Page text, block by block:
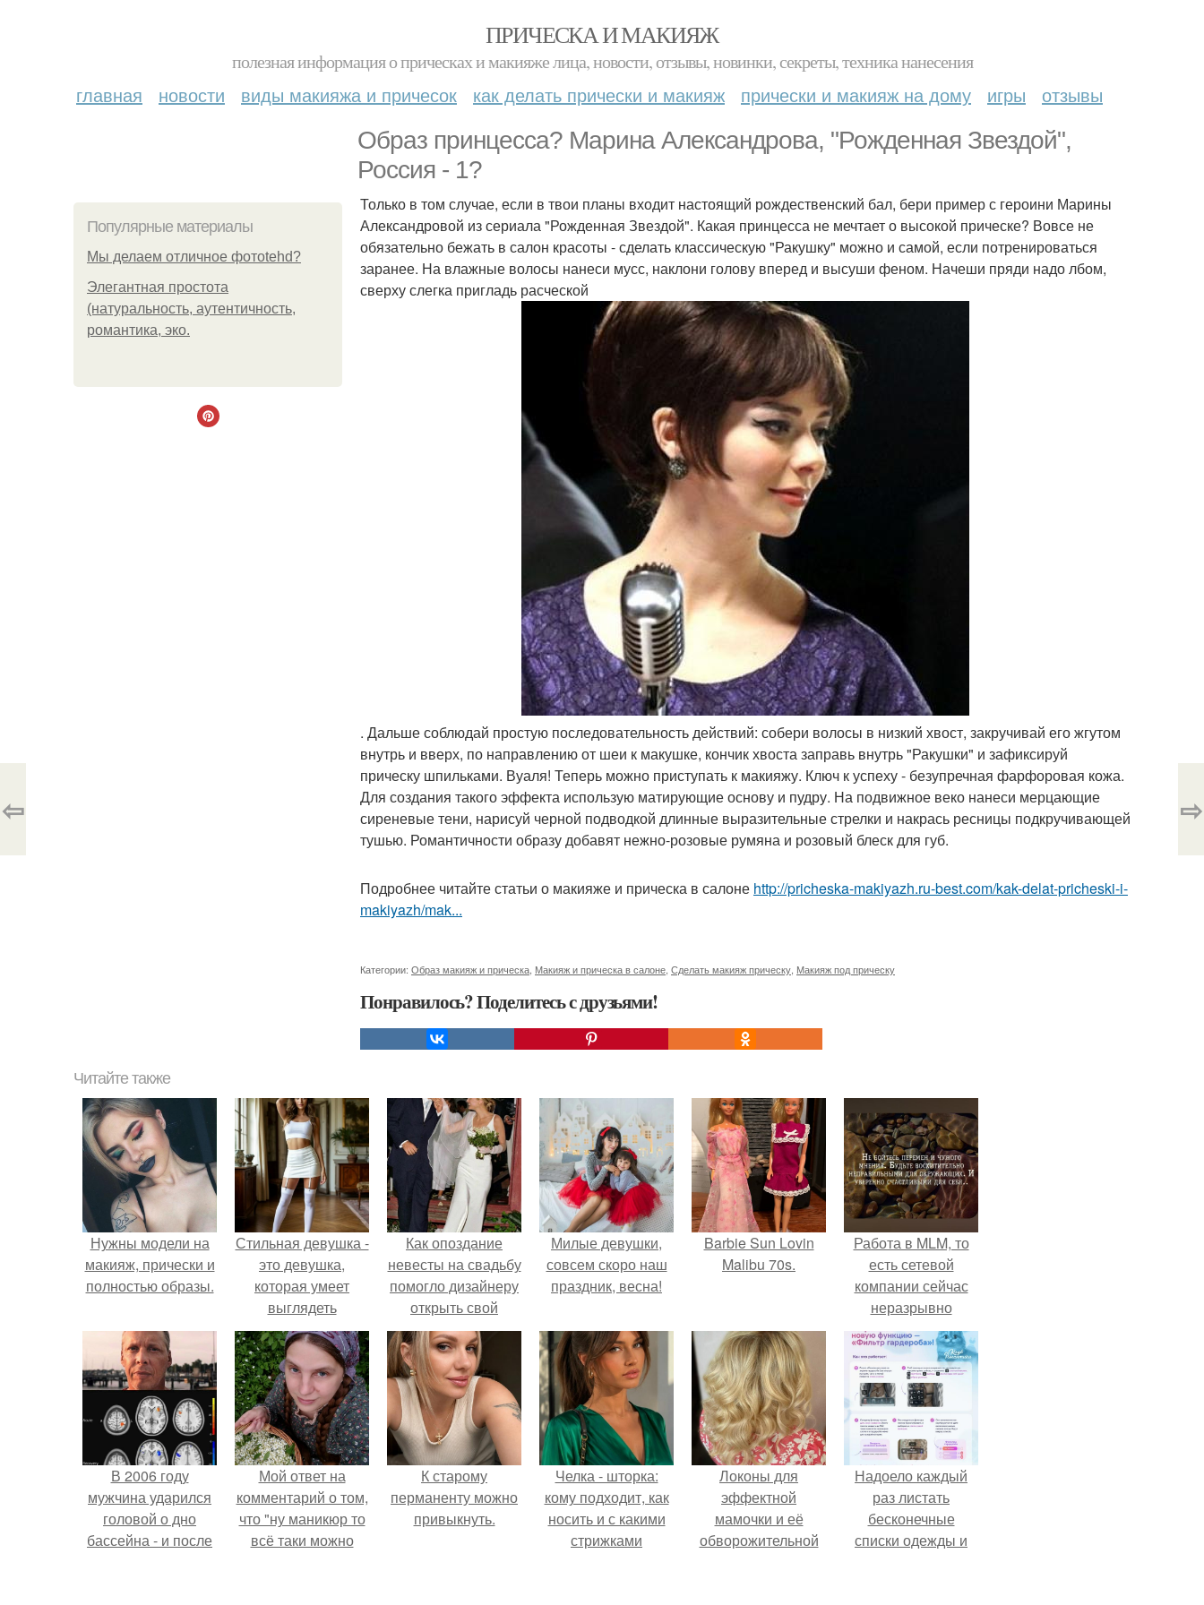
ПРИЧЕСКА И МАКИЯЖ
полезная информация о прическах и макияже лица, новости, отзывы, новинки, секреты, техника нанесения
главная новости виды макияжа и причесок как делать прически и макияж прически и макияж на дому игры отзывы
Образ принцесса? Марина Александрова, "Рожденная Звездой",
Россия - 1?
Популярные материалы
Мы делаем отличное фотоtehd?
Элегантная простота
(натуральность, аутентичность,
романтика, эко.
Только в том случае, если в твои планы входит настоящий рождественский бал, бери пример с героини Марины
Александровой из сериала "Рожденная Звездой". Какая принцесса не мечтает о высокой прическе? Вовсе не
обязательно бежать в салон красоты - сделать классическую "Ракушку" можно и самой, если потренироваться
заранее. На влажные волосы нанеси мусс, наклони голову вперед и высуши феном. Начеши пряди надо лбом,
сверху слегка пригладь расческой
. Дальше соблюдай простую последовательность действий: собери волосы в низкий хвост, закручивай его жгутом
внутрь и вверх, по направлению от шеи к макушке, кончик хвоста заправь внутрь "Ракушки" и зафиксируй
прическу шпильками. Вуаля! Теперь можно приступать к макияжу. Ключ к успеху - безупречная фарфоровая кожа.
Для создания такого эффекта использую матирующие основу и пудру. На подвижное веко нанеси мерцающие
сиреневые тени, нарисуй черной подводкой длинные выразительные стрелки и накрась ресницы подкручивающей
тушью. Романтичности образу добавят нежно-розовые румяна и розовый блеск для губ.
Подробнее читайте статьи о макияже и прическа в салоне http://pricheska-makiyazh.ru-best.com/kak-delat-pricheski-i-
makiyazh/mak...
Категории: Образ макияж и прическа Макияж и прическа в салоне Сделать макияж прическу Макияж под прическу
Понравилось? Поделитесь с друзьями!
⇦ ⇨
Читайте также
Нужны модели на
макияж, прически и
полностью образы.
Стильная девушка -
это девушка,
которая умеет
выглядеть
привлекательно и
элегантно в любои
ситуации.
Как опоздание
невесты на свадьбу
помогло дизайнеру
открыть свой
бренд.
Милые девушки,
совсем скоро наш
праздник, весна!
Barbie Sun Lovin
Malibu 70s.
Работа в MLM, то
есть сетевой
компании сейчас
неразрывно
связана с создание
своего контента,
своей страницы в
соц сетях.
В 2006 году
мужчина ударился
головой о дно
бассейна - и после
Мой ответ на
комментарий о том,
что "ну маникюр то
всё таки можно
К старому
перманенту можно
привыкнуть.
Челка - шторка:
кому подходит, как
носить и с какими
стрижками
Локоны для
эффектной
мамочки и её
обворожительной
Надоело каждый
раз листать
бесконечные
списки одежды и